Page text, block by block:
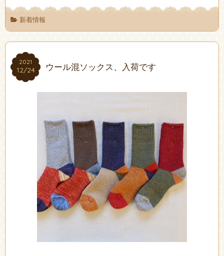
新着情報
2021
12/24
2021
12/24 ウール混ソックス、入荷です